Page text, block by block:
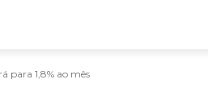
para 1,8% ao mês